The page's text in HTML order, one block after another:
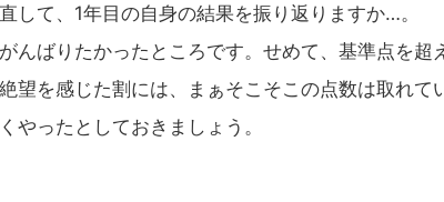
して、1年目の自身の結果を振り返りますか…。
んばりたかったところです。せめて、基準点を超
望を感じた割には、まぁそこそこの点数は取れて
やったとしておきましょう。